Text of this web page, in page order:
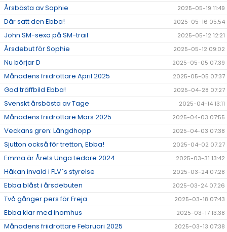
Årsbästa av Sophie 2025-05-19 11:49
Där satt den Ebba! 2025-05-16 05:54
John SM-sexa på SM-trail 2025-05-12 12:21
Årsdebut för Sophie 2025-05-12 09:02
Nu börjar D 2025-05-05 07:39
Månadens friidrottare April 2025 2025-05-05 07:37
God träffbild Ebba! 2025-04-28 07:27
Svenskt årsbästa av Tage 2025-04-14 13:11
Månadens friidrottare Mars 2025 2025-04-03 07:55
Veckans gren: Längdhopp 2025-04-03 07:38
Sjutton också för tretton, Ebba! 2025-04-02 07:27
Emma är Årets Unga Ledare 2024 2025-03-31 13:42
Håkan invald i FLV´s styrelse 2025-03-24 07:28
Ebba blåst i årsdebuten 2025-03-24 07:26
Två gånger pers för Freja 2025-03-18 07:43
Ebba klar med inomhus 2025-03-17 13:38
Månadens friidrottare Februari 2025 2025-03-13 07:38